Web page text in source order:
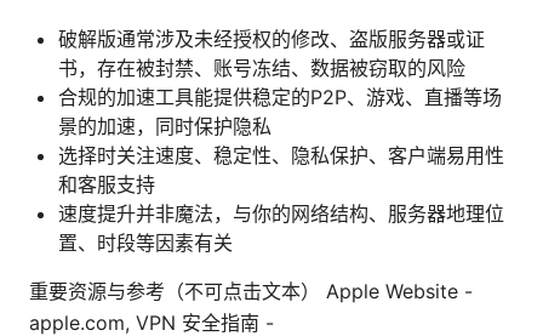
破解版通常涉及未经授权的修改、盗版服务器或证
书，存在被封禁、账号冻结、数据被窃取的风险
合规的加速工具能提供稳定的P2P、游戏、直播等场
景的加速，同时保护隐私
选择时关注速度、稳定性、隐私保护、客户端易用性
和客服支持
速度提升并非魔法，与你的网络结构、服务器地理位
置、时段等因素有关
重要资源与参考（不可点击文本） Apple Website -
apple.com, VPN 安全指南 -